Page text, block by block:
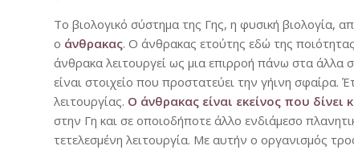
Το βιολογικό σύστημα της Γης, η φυσική βιολογία,
ο άνθρακας. Ο άνθρακας ετούτης εδώ της
άνθρακα λειτουργεί ως μια επιρροή πάνω στα άλλα
είναι στοιχείο που προστατεύει την γήινη σφαίρα.
λειτουργίας. Ο άνθρακας είναι εκείνος που
στην Γη και σε οποιοδήποτε άλλο ενδιάμεσο
τετελεσμένη λειτουργία. Με αυτήν ο οργανισμός